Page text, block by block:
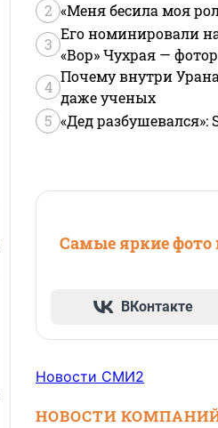
2 «Меня бесила моя
3
Его номинировали
«Вор» Чухрая —
4
Почему внутри
даже ученых
5 «Дед
Самые яркие фото
ВКонтакте
Новости СМИ2
НОВОСТИ